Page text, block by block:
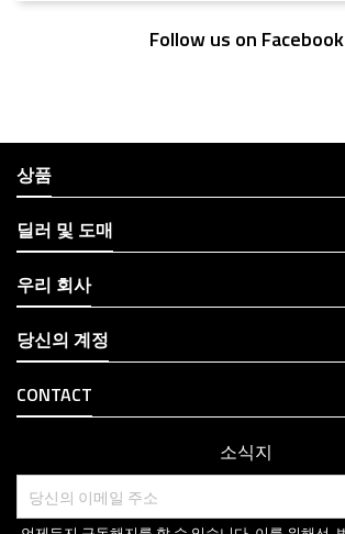
Follow us on Facebook
상품
딜러 및 도매
우리 회사
당신의 계정
CONTACT
소식지